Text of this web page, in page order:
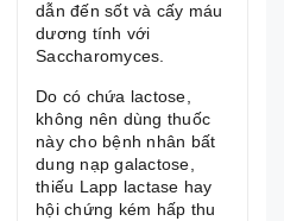
dẫn đến sốt và cấy máu
dương tính với
Saccharomyces.
Do có chứa lactose,
không nên dùng thuốc
này cho bệnh nhân bất
dung nạp galactose,
thiếu Lapp lactase hay
hội chứng kém hấp thu